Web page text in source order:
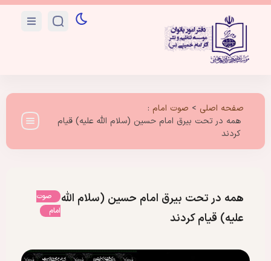
صفحه اصلی > صوت امام :
همه در تحت بیرق امام حسین (سلام الله علیه) قیام
کردند
همه در تحت بیرق امام حسین (سلام الله
علیه) قیام کردند
صوت
امام